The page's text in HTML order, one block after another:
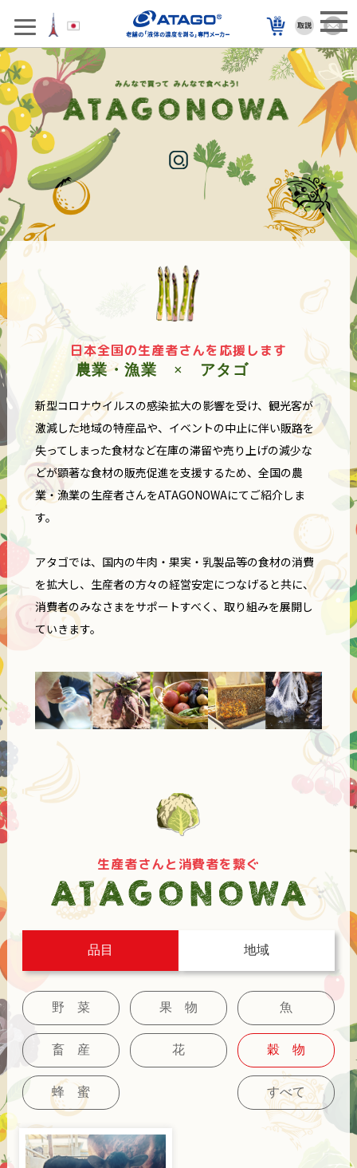
日本全国の生産者さんを応援します
農業・漁業 × アタゴ
新型コロナウイルスの感染拡大の影響を受け、観光客が
激減した地域の特産品や、イベントの中止に伴い販路を
失ってしまった食材など在庫の滞留や売り上げの減少な
どが顕著な食材の販売促進を支援するため、全国の農
業・漁業の生産者さんをATAGONOWAにてご紹介しま
す。
アタゴでは、国内の牛肉・果実・乳製品等の食材の消費
を拡大し、生産者の方々の経営安定につなげると共に、
消費者のみなさまをサポートすべく、取り組みを展開し
ていきます。
生産者さんと消費者を繋ぐ
品目 地域
野 菜 果 物 魚
畜 産 花 穀 物
蜂 蜜 すべて